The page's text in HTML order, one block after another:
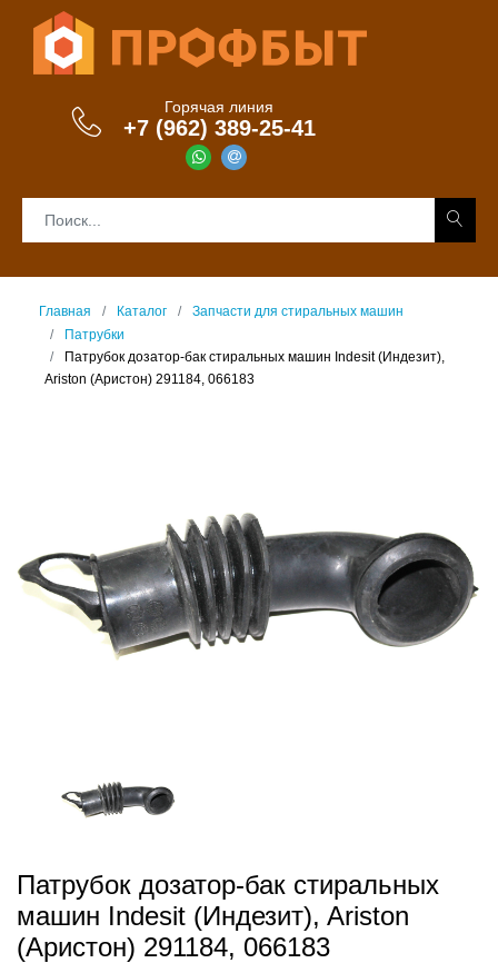
Горячая линия
+7 (962) 389-25-41
Главная Каталог
Запчасти для стиральных машин
Патрубки
Патрубок дозатор-бак стиральных машин Indesit (Индезит),
Ariston (Аристон) 291184, 066183
Патрубок дозатор-бак стиральных
машин Indesit (Индезит), Ariston
(Аристон) 291184, 066183